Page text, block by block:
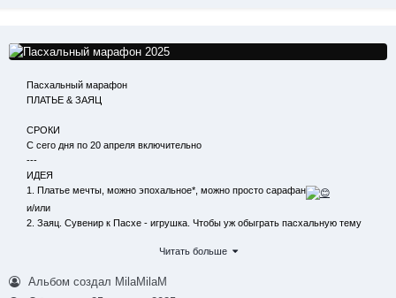
Пасхальный марафон
ПЛАТЬЕ & ЗАЯЦ
СРОКИ
С сего дня по 20 апреля включительно
---
ИДЕЯ
1. Платье мечты, можно эпохальное*, можно просто сарафан
и/или
2. Заяц. Сувенир к Пасхе - игрушка. Чтобы уж обыграть пасхальную тему
- ОБЯЗАТЕЛЬНО подаём заявку
Читать больше
Альбом создал MilaMilaM